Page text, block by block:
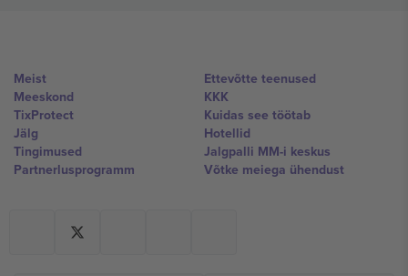
Meist
Meeskond
TixProtect
Jälg
Tingimused
Partnerlusprogramm
Ettevõtte teenused
KKK
Kuidas see töötab
Hotellid
Jalgpalli MM-i keskus
Võtke meiega ühendust